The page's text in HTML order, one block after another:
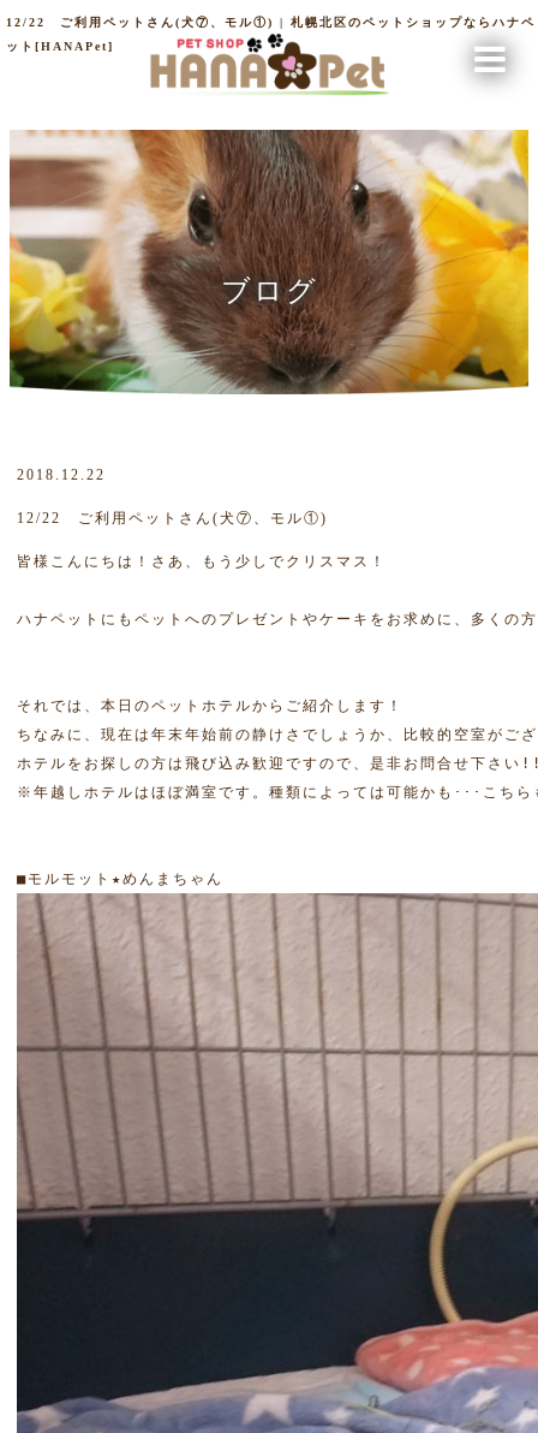
12/22 ご利用ペットさん(犬⑦、モル①) | 札幌北区のペットショップならハナペ
ット[HANAPet]
ブログ
2018.12.22
12/22 ご利用ペットさん(犬⑦、モル①)
皆様こんにちは！さあ、もう少しでクリスマス！
ハナペットにもペットへのプレゼントやケーキをお求めに、多くの
それでは、本日のペットホテルからご紹介します！
ちなみに、現在は年末年始前の静けさでしょうか、比較的空室がご
ホテルをお探しの方は飛び込み歓迎ですので、是非お問合せ下さい
※年越しホテルはほぼ満室です。種類によっては可能かも･･･こち